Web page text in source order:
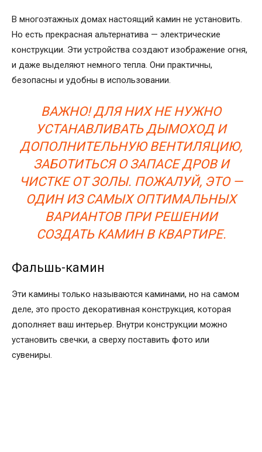
В многоэтажных домах настоящий камин не установить.
Но есть прекрасная альтернатива — электрические
конструкции. Эти устройства создают изображение огня,
и даже выделяют немного тепла. Они практичны,
безопасны и удобны в использовании.
ВАЖНО! ДЛЯ НИХ НЕ НУЖНО
УСТАНАВЛИВАТЬ ДЫМОХОД И
ДОПОЛНИТЕЛЬНУЮ ВЕНТИЛЯЦИЮ,
ЗАБОТИТЬСЯ О ЗАПАСЕ ДРОВ И
ЧИСТКЕ ОТ ЗОЛЫ. ПОЖАЛУЙ, ЭТО —
ОДИН ИЗ САМЫХ ОПТИМАЛЬНЫХ
ВАРИАНТОВ ПРИ РЕШЕНИИ
СОЗДАТЬ КАМИН В КВАРТИРЕ.
Фальшь-камин
Эти камины только называются каминами, но на самом
деле, это просто декоративная конструкция, которая
дополняет ваш интерьер. Внутри конструкции можно
установить свечки, а сверху поставить фото или
сувениры.